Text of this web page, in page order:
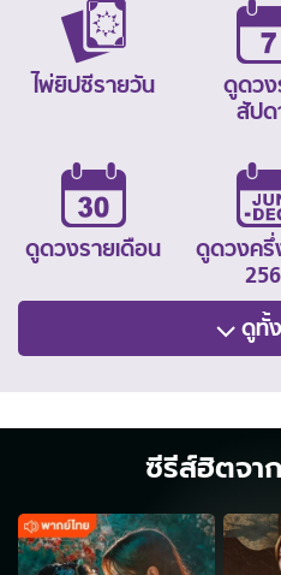
ไพ่ยิปซีรายวัน
ดูดวง
สัปด
ดูดวงรายเดือน
ดูดวงครึ่
ดูทั้
ซีรีส์ฮิตจาก